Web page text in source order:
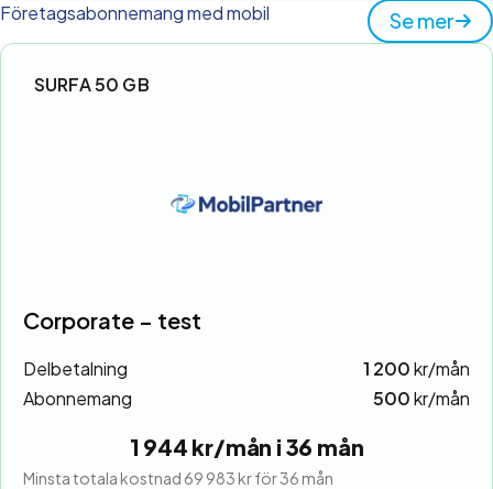
Företagsabonnemang med mobil Se mer
SURFA 50 GB
Corporate – test
Delbetalning 1 200kr/mån
Abonnemang
500kr/mån
1 944 kr/mån i 36 mån
Minsta totala kostnad 69 983 kr för 36 mån